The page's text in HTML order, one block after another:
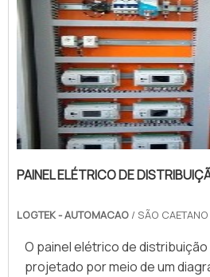
PAINEL ELÉTRICO DE
LOGTEK - AUTOMACAO / SÃO
O painel elétrico de
projetado por meio de um